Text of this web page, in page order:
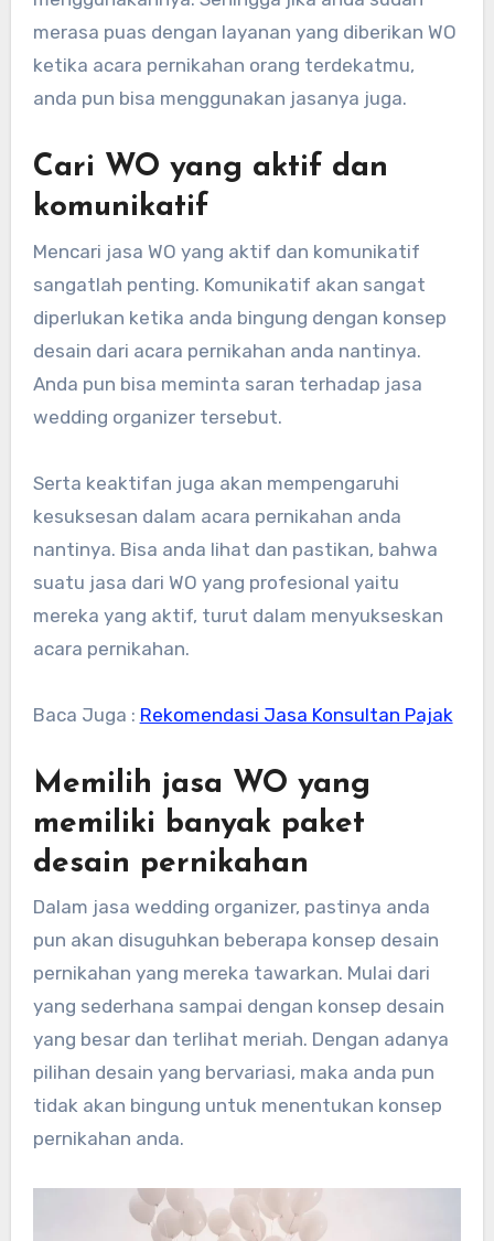
merasa puas dengan layanan yang diberikan WO
ketika acara pernikahan orang terdekatmu,
anda pun bisa menggunakan jasanya juga.
Cari WO yang aktif dan
komunikatif
Mencari jasa WO yang aktif dan komunikatif
sangatlah penting. Komunikatif akan sangat
diperlukan ketika anda bingung dengan konsep
desain dari acara pernikahan anda nantinya.
Anda pun bisa meminta saran terhadap jasa
wedding organizer tersebut.
Serta keaktifan juga akan mempengaruhi
kesuksesan dalam acara pernikahan anda
nantinya. Bisa anda lihat dan pastikan, bahwa
suatu jasa dari WO yang profesional yaitu
mereka yang aktif, turut dalam menyukseskan
acara pernikahan.
Baca Juga : Rekomendasi Jasa Konsultan Pajak
Memilih jasa WO yang
memiliki banyak paket
desain pernikahan
Dalam jasa wedding organizer, pastinya anda
pun akan disuguhkan beberapa konsep desain
pernikahan yang mereka tawarkan. Mulai dari
yang sederhana sampai dengan konsep desain
yang besar dan terlihat meriah. Dengan adanya
pilihan desain yang bervariasi, maka anda pun
tidak akan bingung untuk menentukan konsep
pernikahan anda.